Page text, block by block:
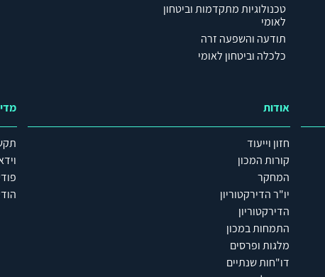
טכנולוגיות מתקדמות וביטחון
לאומי
תודעה והשפעה זרה
כלכלה וביטחון לאומי
אודות
חזון וייעוד
קורות המכון
המחקר
יו"ר הדירקטוריון
הדירקטוריון
התמחות במכון
מלגות ופרסים
דו"חות שנתיים